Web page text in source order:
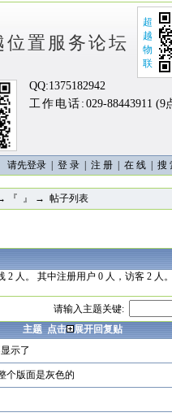
位置服务论坛
超
越
物
联
QQ:1375182942
工作电话: 029-88443911 (9
请先登录 | 登 录 注 册 在 线 搜
『 』 → 帖子列表
2 人。 其中注册用户 0 人，访客 2 人
请输入主题关键:
主题 点击
展开回复贴
示了
个版面是灰色的